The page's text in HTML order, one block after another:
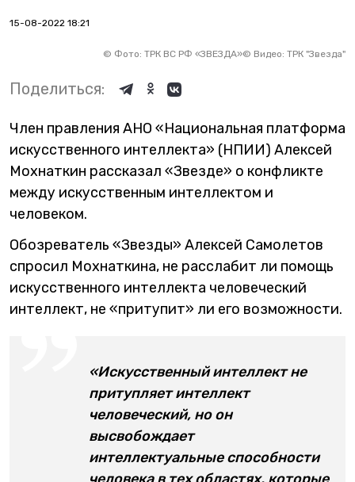
15-08-2022 18:21
© Фото: ТРК ВС РФ «ЗВЕЗДА»© Видео: ТРК "Звезда"
Поделиться:
Член правления АНО «Национальная платформа
искусственного интеллекта» (НПИИ) Алексей
Мохнаткин рассказал «Звезде» о конфликте
между искусственным интеллектом и
человеком.
Обозреватель «Звезды» Алексей Самолетов
спросил Мохнаткина, не расслабит ли помощь
искусственного интеллекта человеческий
интеллект, не «притупит» ли его возможности.
«Искусственный интеллект не
притупляет интеллект
человеческий, но он
высвобождает
интеллектуальные способности